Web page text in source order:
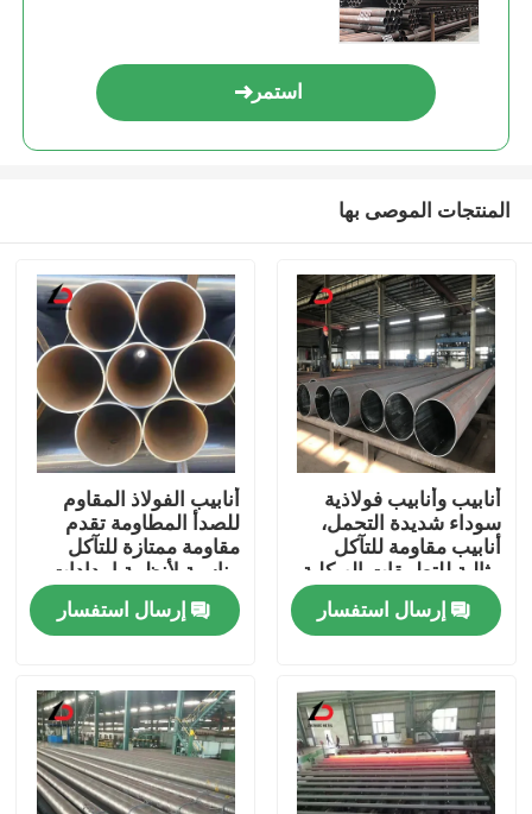
المنتجات
فيديوهات
استمر
المنتجات الموصى بها
أنابيب وأنابيب فولاذية
سوداء شديدة التحمل،
أنابيب مقاومة للتآكل
مثالية للتطبيقات الهيكلية
وخطوط الأنابيب والبناء
إرسال استفسار
أنابيب الفولاذ المقاوم
للصدأ المطاومة تقدم
مقاومة ممتازة للتآكل
مناسبة لأنظمة إمدادات
المياه والري
إرسال استفسار